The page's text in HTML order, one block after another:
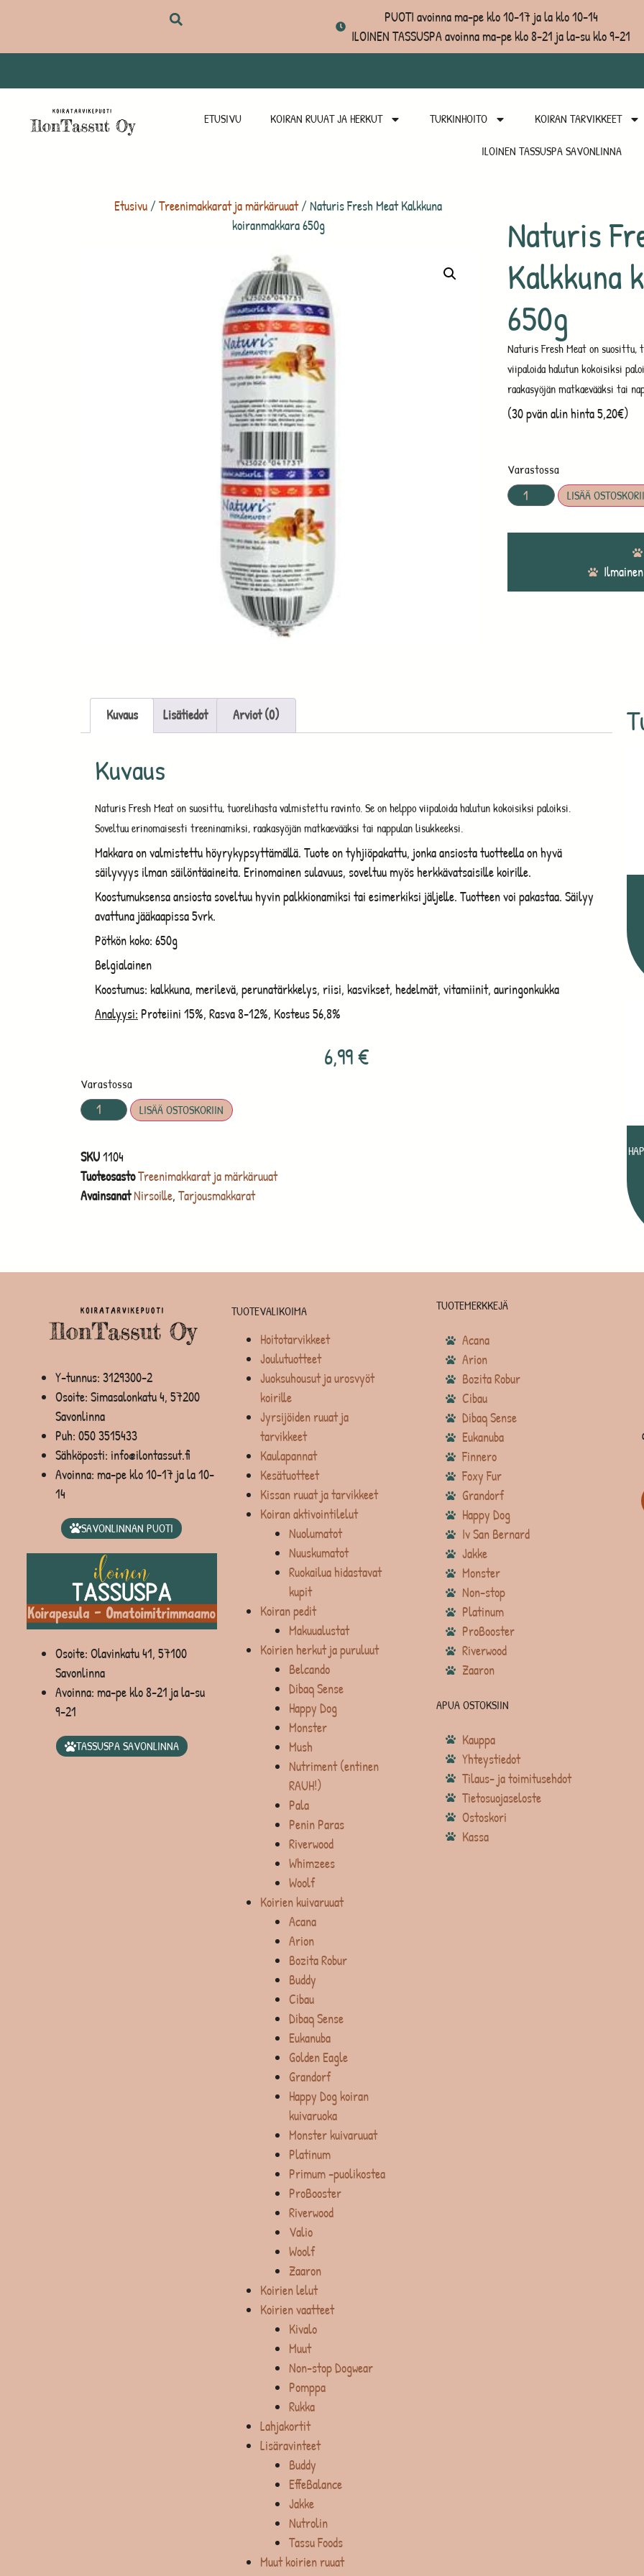
PUOTI avoinna ma-pe klo 10-17 ja la klo 10-14
ILOINEN TASSUSPA avoinna ma-pe klo 8-21 ja la-su klo 9-21
ETUSIVU KOIRAN RUUAT JA HERKUT TURKINHOITO KOIRAN TARVIKKEET
ILOINEN TASSUSPA SAVONLINNA
Etusivu/Treenimakkarat ja märkäruuat/ Naturis Fresh Meat Kalkkuna
koiranmakkara 650g
Naturis
Kalkkuna
650g
Naturis Fresh Meat on
viipaloida halutun kokoisiksi
raakasyöjän matkaevääksi tai
(30 pvän alin hinta 5,20€)
Varastossa
LISÄÄ
Kuvaus Lisätiedot Arviot (0)
Kuvaus
Naturis Fresh Meat on suosittu, tuorelihasta valmistettu ravinto. Se on helppo viipaloida halutun kokoisiksi paloiksi.
Soveltuu erinomaisesti treeninamiksi, raakasyöjän matkaevääksi tai nappulan lisukkeeksi.
Makkara on valmistettu höyrykypsyttämällä. Tuote on tyhjiöpakattu, jonka ansiosta tuotteella on hyvä
säilyvyys ilman säilöntäaineita. Erinomainen sulavuus, soveltuu myös herkkävatsaisille koirille.
Koostumuksensa ansiosta soveltuu hyvin palkkionamiksi tai esimerkiksi jäljelle. Tuotteen voi pakastaa. Säilyy
avattuna jääkaapissa 5vrk.
Pötkön koko: 650g
Belgialainen
Koostumus: kalkkuna, merilevä, perunatärkkelys, riisi, kasvikset, hedelmät, vitamiinit, auringonkukka
Analyysi: Proteiini 15%, Rasva 8-12%, Kosteus 56,8%
6,99€
Varastossa
LISÄÄ OSTOSKORIIN
SKU1104
TuoteosastoTreenimakkarat ja märkäruuat
AvainsanatNirsoille, Tarjousmakkarat
Y-tunnus: 3129300-2
Osoite: Simasalonkatu 4, 57200
Savonlinna
Puh: 050 3515433
Sähköposti: info@ilontassut.fi
Avoinna: ma-pe klo 10-17 ja la 10-
14
SAVONLINNAN PUOTI
Osoite: Olavinkatu 41, 57100
Savonlinna
Avoinna: ma-pe klo 8-21 ja la-su
9-21
TASSUSPA SAVONLINNA
TUOTEVALIKOIMA
Hoitotarvikkeet
Joulutuotteet
Juoksuhousut ja urosvyöt
koirille
Jyrsijöiden ruuat ja
tarvikkeet
Kaulapannat
Kesätuotteet
Kissan ruuat ja tarvikkeet
Koiran aktivointilelut
Nuolumatot
Nuuskumatot
Ruokailua hidastavat
kupit
Koiran pedit
Makuualustat
Koirien herkut ja puruluut
Belcando
Dibaq Sense
Happy Dog
Monster
Mush
Nutriment (entinen
RAUH!)
Pala
Penin Paras
Riverwood
Whimzees
Woolf
Koirien kuivaruuat
Acana
Arion
Bozita Robur
Buddy
Cibau
Dibaq Sense
Eukanuba
Golden Eagle
Grandorf
Happy Dog koiran
kuivaruoka
Monster kuivaruuat
Platinum
Primum -puolikostea
ProBooster
Riverwood
Valio
Woolf
Zaaron
Koirien lelut
Koirien vaatteet
Kivalo
Muut
Non-stop Dogwear
Pomppa
Rukka
Lahjakortit
Lisäravinteet
Buddy
EffeBalance
Jakke
Nutrolin
Tassu Foods
Muut koirien ruuat
TUOTEMERKKEJÄ
Acana
Arion
Bozita Robur
Cibau
Dibaq Sense
Eukanuba
Finnero
Foxy Fur
Grandorf
Happy Dog
Iv San Bernard
Jakke
Monster
Non-stop
Platinum
ProBooster
Riverwood
Zaaron
APUA OSTOKSIIN
Kauppa
Yhteystiedot
Tilaus- ja toimitusehdot
Tietosuojaseloste
Ostoskori
Kassa